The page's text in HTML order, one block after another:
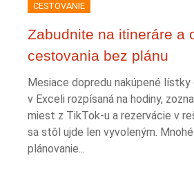
CESTOVANIE
Zabudnite na itineráre a
cestovania bez plánu
Mesiace dopredu nakúpené
v Exceli rozpísaná na hodiny,
miest z TikTok-u a rezervácie v
sa stôl ujde len vyvoleným.
plánovanie...